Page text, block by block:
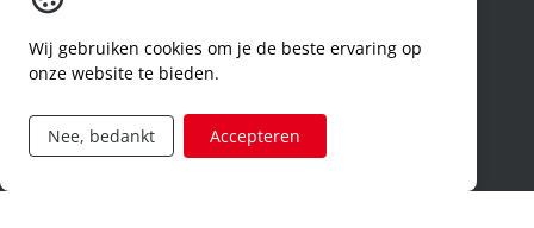
code of conduct
aanvraag rechten ivm privacy
Wij gebruiken cookies om je de beste ervaring op
onze website te bieden.
Nee, bedankt Accepteren